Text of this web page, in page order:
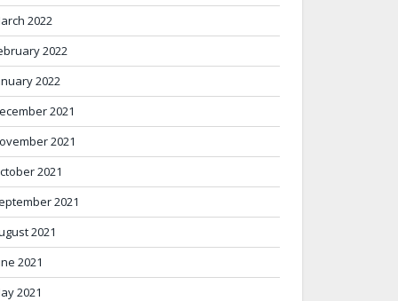
2022
2022
2022
2021
2021
2021
2021
2021
2021
2021